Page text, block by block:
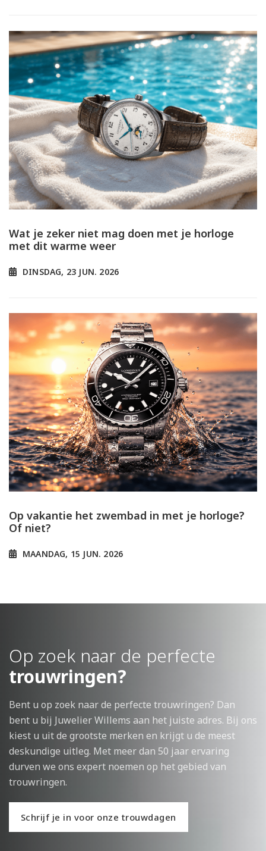
Wat je zeker niet mag doen met je horloge
met dit warme weer
DINSDAG, 23 JUN. 2026
Op vakantie het zwembad in met je horloge?
Of niet?
MAANDAG, 15 JUN. 2026
Op zoek naar de perfecte
trouwringen?
Bent u op zoek naar de perfecte trouwringen? Dan
bent u bij Juwelier Willems aan het juiste adres. Bij ons
kiest u uit de grootste merken en krijgt u de meest
deskundige uitleg. Met meer dan 50 jaar ervaring
durven we ons expert noemen op het gebied van
trouwringen.
Schrijf je in voor onze trouwdagen